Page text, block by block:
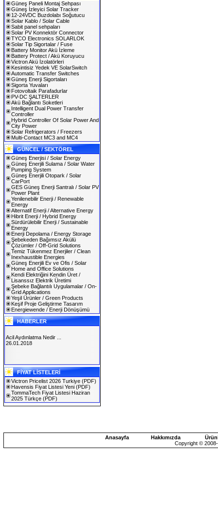
Güneş Paneli Montaj Sehpası
Güneş İzleyici Solar Tracker
12-24VDC Buzdolabı Soğutucu
Solar Kablo / Solar Cable
Sabit panel sehpaları
Solar PV Konnektör Connector
TYCO Electronics SOLARLOK
Solar Tip Sigortalar / Fuse
Battery Monitor Akü İzleme
Battery Protect / Akü Koruyucu
Victron Akü İzolatörleri
Kesintisiz Yedek VE SolarSwitch
Automatic Transfer Switches
Güneş Enerji Sigortaları
Sigorta Yuvaları
Fotovoltaik Parafadurlar
PV-DC ŞALTERLER
Akü Bağlantı Soketleri
Intelligent Dual Power Transfer
Controller
Hybrid Controller Of Solar Power And
City Power
Solar Refrigerators / Freezers
Multi-Contact MC3 and MC4
GÜNCEL / SEKTÖREL
Güneş Enerjisi / Solar Energy
Güneş Enerjili Sulama / Solar Water
Pumping System
Güneş Enerjili Otopark / Solar
CarPort
GES Güneş Enerji Santralı / Solar PV
Power Plant
Yenilenebilir Enerji / Renewable
Energy
Alternatif Enerji / Alternative Energy
Hibrit Enerji / Hybrid Energy
Sürdürülebilir Enerji / Sustainable
Energy
Enerji Depolama / Energy Storage
Şebekeden Bağımsız Akülü
Çözümler / Off-Grid Solutions
Temiz Tükenmez Enerjiler / Clean
Inexhaustible Energies
Güneş Enerjili Ev ve Ofis / Solar
Home and Office Solutions
Kendi Elektriğini Kendin Üret /
Lisanssız Elektrik Üretimi
Şebeke Bağlantılı Uygulamalar / On-
Grid Applications
Yeşil Ürünler / Green Products
Keşif Proje Geliştirme Tasarım
Energiewende / Enerji Dönüşümü
HABERLER
SOLAREX ISTANBUL 2019
30.01.2019
Acil Aydınlatma Nedir ...
26.01.2018
FİYAT LİSTELERİ
Victron Pricelist 2026 Turkiye (PDF)
Havensis Fiyat Listesi Yeni (PDF)
TommaTech Fiyat Listesi Haziran
2025 Türkçe (PDF)
Anasayfa Hakkımızda
Copyright ©